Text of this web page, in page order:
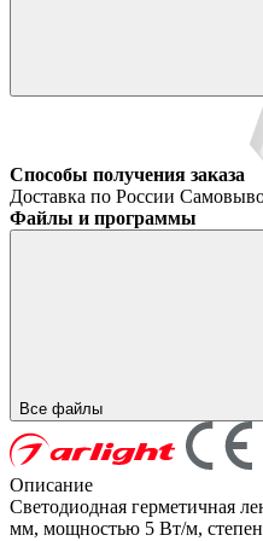
Способы получения заказа
Доставка по России
Файлы и программы
Все файлы
Описание
Светодиодная герметичная
мм, мощностью 5 Вт/м,